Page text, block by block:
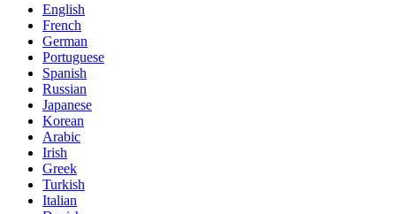
English
French
German
Portuguese
Spanish
Russian
Japanese
Korean
Arabic
Irish
Greek
Turkish
Italian